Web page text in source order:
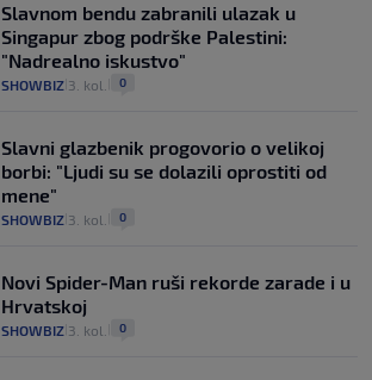
Slavnom bendu zabranili ulazak u
Singapur zbog podrške Palestini:
"Nadrealno iskustvo"
SHOWBIZ 3. kol. 0
Slavni glazbenik progovorio o velikoj
borbi: "Ljudi su se dolazili oprostiti od
mene"
SHOWBIZ 3. kol. 0
Novi Spider-Man ruši rekorde zarade i u
Hrvatskoj
SHOWBIZ 3. kol. 0